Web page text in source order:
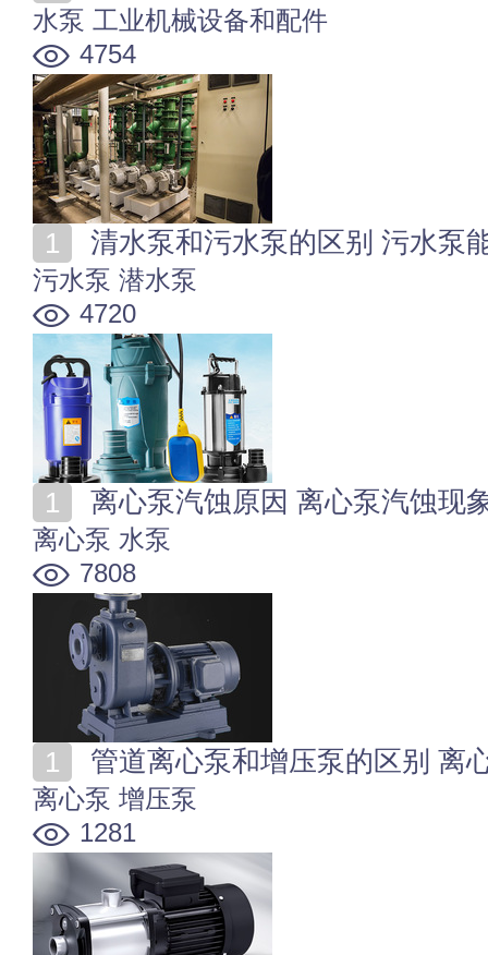
水泵 工业机械设备和配件
4754
清水泵和污水泵的区别 污水泵
污水泵 潜水泵
4720
离心泵汽蚀原因 离心泵汽蚀现
离心泵 水泵
7808
管道离心泵和增压泵的区别 离
离心泵 增压泵
1281